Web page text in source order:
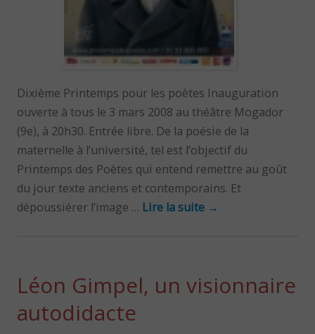
Dixième Printemps pour les poètes Inauguration
ouverte à tous le 3 mars 2008 au théâtre Mogador
(9e), à 20h30. Entrée libre. De la poésie de la
maternelle à l’université, tel est l’objectif du
Printemps des Poètes qui entend remettre au goût
du jour texte anciens et contemporains. Et
dépoussiérer l’image … Lire la suite →
Léon Gimpel, un visionnaire
autodidacte